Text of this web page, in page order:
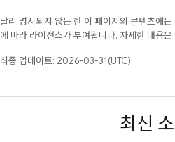
달리 명시되지 않는 한 이 페이지의 콘텐츠에는
에 따라 라이선스가 부여됩니다. 자세한 내용은
최종 업데이트: 2026-03-31(UTC)
최신